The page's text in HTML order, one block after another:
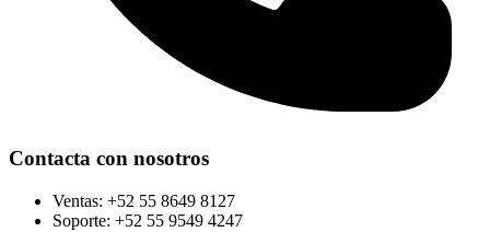
Contacta con nosotros
Ventas: +52 55 8649 8127
Soporte: +52 55 9549 4247